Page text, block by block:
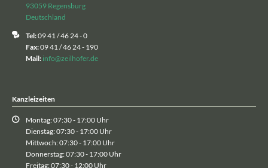
93059 Regensburg
Deutschland
Tel:09 41 / 46 24 - 0
Fax:09 41 / 46 24 - 190
Mail: info@zeilhofer.de
Kanzleizeiten
Montag: 07:30 - 17:00 Uhr
Dienstag: 07:30 - 17:00 Uhr
Mittwoch: 07:30 - 17:00 Uhr
Donnerstag: 07:30 - 17:00 Uhr
Freitag: 07:30 - 12:00 Uhr